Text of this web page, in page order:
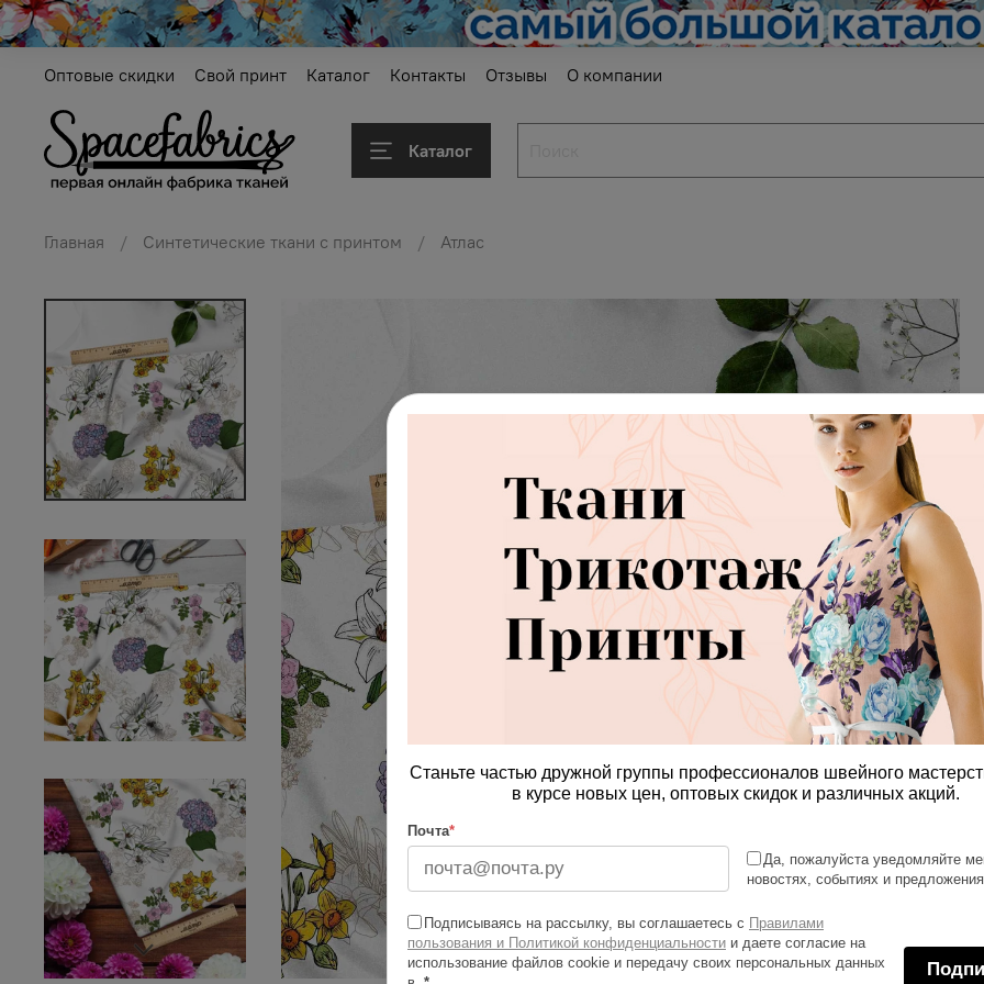
Оптовые скидки Свой принт Каталог Контакты Отзывы О компании
Каталог
Главная Синтетические ткани с принтом Атлас
Станьте частью дружной группы профессионалов швейного
в курсе новых цен, оптовых скидок и различных акций.
Почта*
Да, пожалуйста уведомляйте
новостях, событиях и
Подписываясь на рассылку, вы соглашаетесь с Правилами
пользования и Политикой конфиденциальности и даете согласие на
использование файлов cookie и передачу своих персональных данных